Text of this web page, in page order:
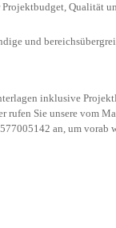
Qualität
und
inklusive
rufen Sie unsere vom
an, um vorab